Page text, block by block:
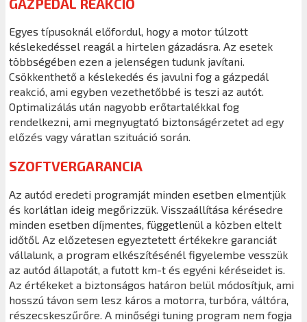
GÁZPEDÁL REAKCIÓ
Egyes típusoknál előfordul, hogy a motor túlzott
késlekedéssel reagál a hirtelen gázadásra. Az esetek
többségében ezen a jelenségen tudunk javítani.
Csökkenthető a késlekedés és javulni fog a gázpedál
reakció, ami egyben vezethetőbbé is teszi az autót.
Optimalizálás után nagyobb erőtartalékkal fog
rendelkezni, ami megnyugtató biztonságérzetet ad egy
előzés vagy váratlan szituáció során.
SZOFTVERGARANCIA
Az autód eredeti programját minden esetben elmentjük
és korlátlan ideig megőrizzük. Visszaállítása kérésedre
minden esetben díjmentes, függetlenül a közben eltelt
időtől. Az előzetesen egyeztetett értékekre garanciát
vállalunk, a program elkészítésénél figyelembe vesszük
az autód állapotát, a futott km-t és egyéni kéréseidet is.
Az értékeket a biztonságos határon belül módosítjuk, ami
hosszú távon sem lesz káros a motorra, turbóra, váltóra,
részecskeszűrőre. A minőségi tuning program nem fogja